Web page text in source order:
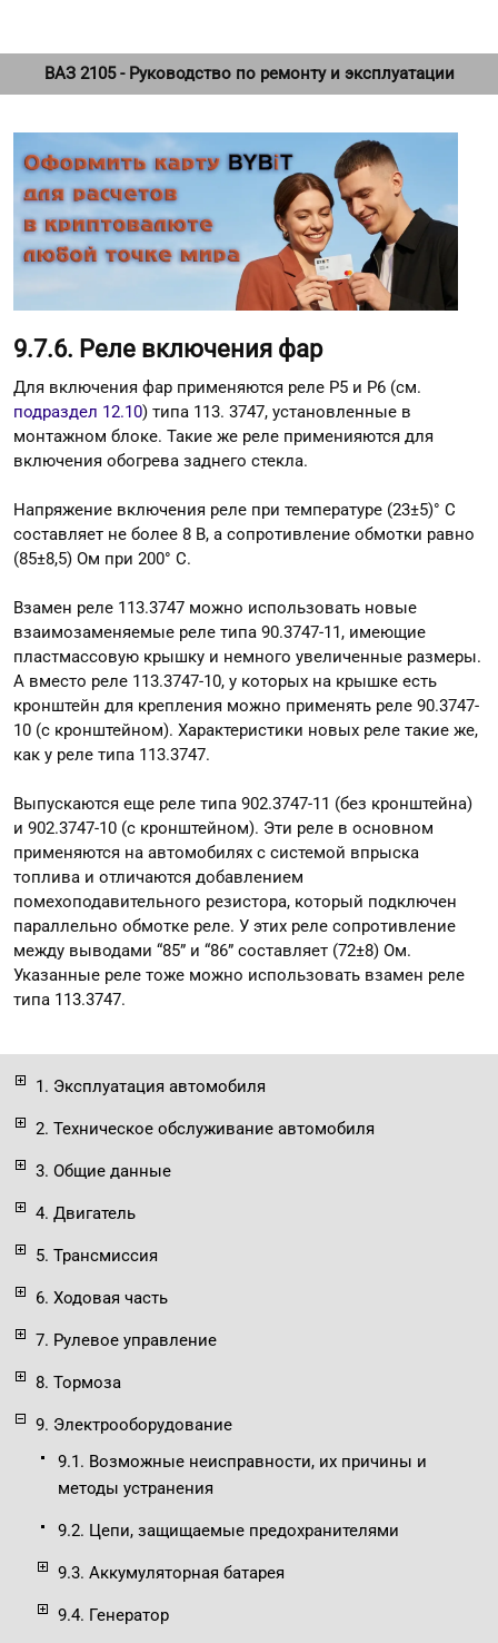
ВАЗ 2105 - Руководство по ремонту и эксплуатации
1. Эксплуатация автомобиля
2. Техническое обслуживание автомобиля
3. Общие данные
4. Двигатель
5. Трансмиссия
6. Ходовая часть
7. Рулевое управление
8. Тормоза
9. Электрооборудование
9.1. Возможные неисправности, их причины и
методы устранения
9.2. Цепи, защищаемые предохранителями
9.3. Аккумуляторная батарея
9.4. Генератор
9.7.6. Реле включения фар
Для включения фар применяются реле Р5 и Р6 (см.
подраздел 12.10) типа 113. 3747, установленные в
монтажном блоке. Такие же реле применияются для
включения обогрева заднего стекла.
Напряжение включения реле при температуре (23±5)° С
составляет не более 8 В, а сопротивление обмотки равно
(85±8,5) Ом при 200° С.
Взамен реле 113.3747 можно использовать новые
взаимозаменяемые реле типа 90.3747-11, имеющие
пластмассовую крышку и немного увеличенные размеры.
А вместо реле 113.3747-10, у которых на крышке есть
кронштейн для крепления можно применять реле 90.3747-
10 (с кронштейном). Характеристики новых реле такие же,
как у реле типа 113.3747.
Выпускаются еще реле типа 902.3747-11 (без кронштейна)
и 902.3747-10 (с кронштейном). Эти реле в основном
применяются на автомобилях с системой впрыска
топлива и отличаются добавлением
помехоподавительного резистора, который подключен
параллельно обмотке реле. У этих реле сопротивление
между выводами “85” и “86” составляет (72±8) Ом.
Указанные реле тоже можно использовать взамен реле
типа 113.3747.